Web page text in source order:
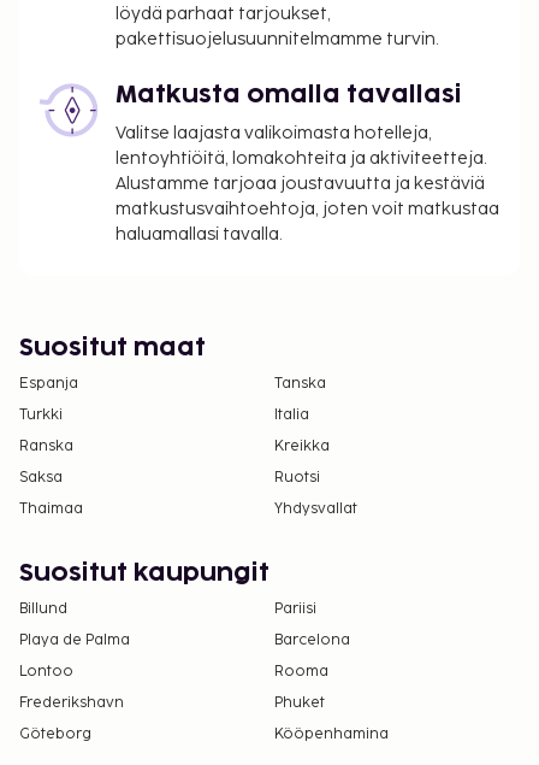
Tässä on mainittu kaikki majoituspaikan meille
Maksu buffetaamiaisesta: noin 7–9 EUR per
henkilö
Pysäköintimaksu läheisellä pysäköintipaikalla:
22 EUR per päivä
Yllä oleva luettelo ei ehkä kata kaikkea. Maksut ja
eivät voi ylittää 1000 EUR:n suuruista summaa
tässä majoituspaikassa. Saat lisätietoja asiasta
ottamalla yhteyttä majoituspaikkaan
varausvahvistuksessa olevien tietojen avulla.
Majoituspaikassa on tarjolla
yhdistettäviä/vierekkäisiä huoneita, joiden
ottamalla yhteyttä majoituspaikkaan.
Yhteystiedot löytyvät varausvahvistuksesta.
löydä parhaat tarjoukset,
pakettisuojelusuunnitelmamme turvin.
Matkusta omalla tavallasi
Valitse laajasta valikoimasta hotelleja,
lentoyhtiöitä, lomakohteita ja aktiviteetteja.
Alustamme tarjoaa joustavuutta ja kestäviä
matkustusvaihtoehtoja, joten voit matkustaa
haluamallasi tavalla.
Suositut maat
Espanja
Tanska
Turkki
Italia
Ranska
Kreikka
Saksa
Ruotsi
Thaimaa
Yhdysvallat
Suositut kaupungit
Billund
Pariisi
Playa de Palma
Barcelona
Lontoo
Rooma
Frederikshavn
Phuket
Göteborg
Kööpenhamina